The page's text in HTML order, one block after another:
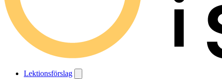
Lektionsförslag